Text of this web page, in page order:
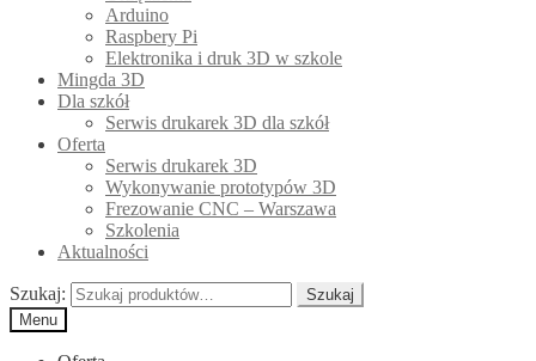
Arduino
Raspbery Pi
Elektronika i druk 3D w szkole
Mingda 3D
Dla szkół
Serwis drukarek 3D dla szkół
Oferta
Serwis drukarek 3D
Wykonywanie prototypów 3D
Frezowanie CNC – Warszawa
Szkolenia
Aktualności
Szukaj:
Szukaj
Menu